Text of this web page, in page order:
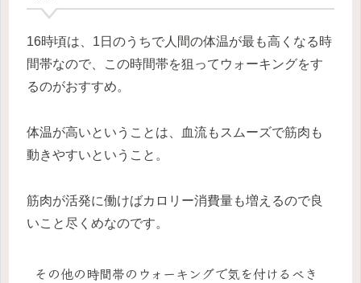
16時頃は、1日のうちで人間の体温が最も高くなる時
間帯なので、この時間帯を狙ってウォーキングをす
るのがおすすめ。
体温が高いということは、血流もスムーズで筋肉も
動きやすいということ。
筋肉が活発に働けばカロリー消費量も増えるので良
いこと尽くめなのです。
その他の時間帯のウォーキングで気を付けるべき